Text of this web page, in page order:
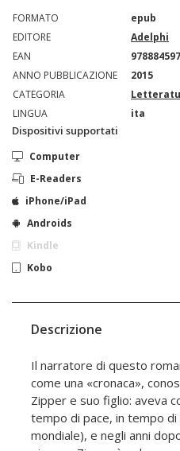
FORMATO
epub
EDITORE
Adelphi
EAN
ANNO PUBBLICAZIONE
2015
CATEGORIA
LINGUA
ita
Dispositivi supportati
Computer
E-Readers
iPhone/iPad
Androids
Kindle
Kobo
Descrizione
Il narratore di questo
come una «cronaca»,
Zipper e suo figlio: aveva
tempo di pace, in tempo
mondiale), e negli anni